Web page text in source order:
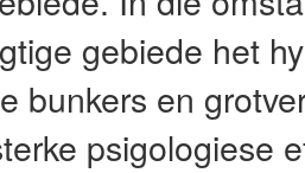
gebiede het
bunkers en
psigologiese